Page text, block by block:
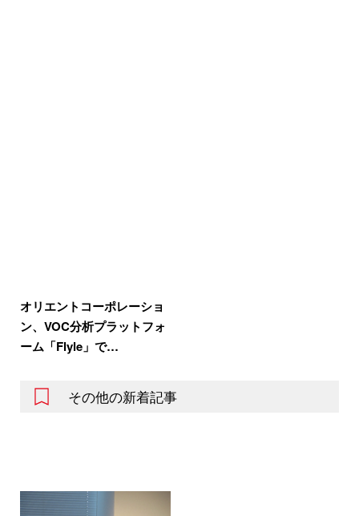
オリエントコーポレーショ
ン、VOC分析プラットフォ
ーム「Flyle」で…
その他の新着記事